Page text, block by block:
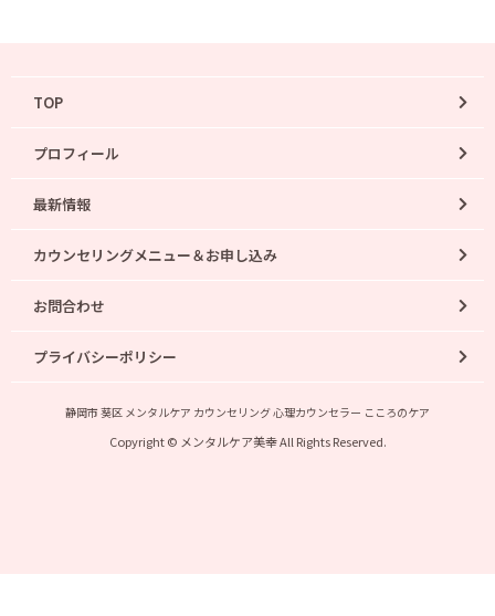
TOP
プロフィール
最新情報
カウンセリングメニュー＆お申し込み
お問合わせ
プライバシーポリシー
静岡市 葵区 メンタルケア カウンセリング 心理カウンセラー こころのケア
Copyright © メンタルケア美幸 All Rights Reserved.